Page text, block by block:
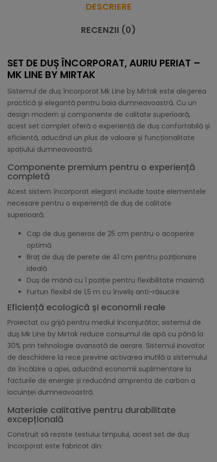
DESCRIERE
RECENZII (0)
SET DE DUȘ ÎNCORPORAT, AURIU PERIAT –
MK LINE BY MIRTAK
Sistemul de duș încorporat Mk Line by Mirtak este alegerea
practică și elegantă pentru baia dumneavoastră. Cu un
design modern și componente de calitate superioară,
acest set complet oferă o experiență de duș confortabilă și
eficientă, aducând un plus de valoare și funcționalitate
spațiului dumneavoastră.
Componente premium pentru o experiență
completă
Acest sistem încorporat elegant include toate elementele
necesare pentru o experiență de duș de calitate
superioară:
Cap de duș generos de 25 cm pentru o acoperire
optimă
Braț de duș de perete de 41 cm pentru poziționare
ideală
Duș de mână cu 1 poziție pentru flexibilitate maximă
Furtun flexibil de 1,5 m cu înveliș anti-răsucire
Eficiență ecologică și economii reale
Proiectat cu grijă pentru mediul înconjurător, sistemul de
duș Mk Line by Mirtak reduce consumul de apă cu până la
30% prin tehnologie avansată de aerare. Sistemul inovator
de deschidere la rece previne activarea inutilă a sistemului
de încălzire a apei, aducând economii suplimentare la
facturile de energie și reducând amprenta de carbon a
locuinței dumneavoastră.
Materiale calitative pentru durabilitate
excepțională
Construit să reziste testului timpului, acest set de duș
încorporat este fabricat din: